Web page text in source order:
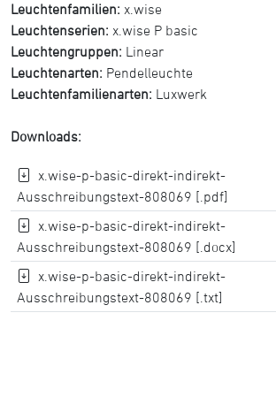
Leuchtenfamilien: x.wise
Leuchtenserien: x.wise P basic
Leuchtengruppen: Linear
Leuchtenarten: Pendelleuchte
Leuchtenfamilienarten: Luxwerk
Downloads:
x.wise-p-basic-direkt-indirekt-
Ausschreibungstext-808069 [.pdf]
x.wise-p-basic-direkt-indirekt-
Ausschreibungstext-808069 [.docx]
x.wise-p-basic-direkt-indirekt-
Ausschreibungstext-808069 [.txt]